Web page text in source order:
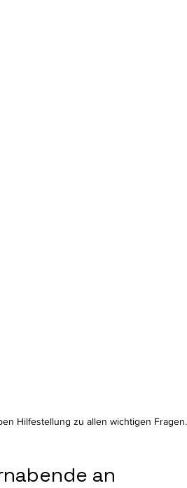
Hilfestellung zu allen wichtigen Fragen.
an